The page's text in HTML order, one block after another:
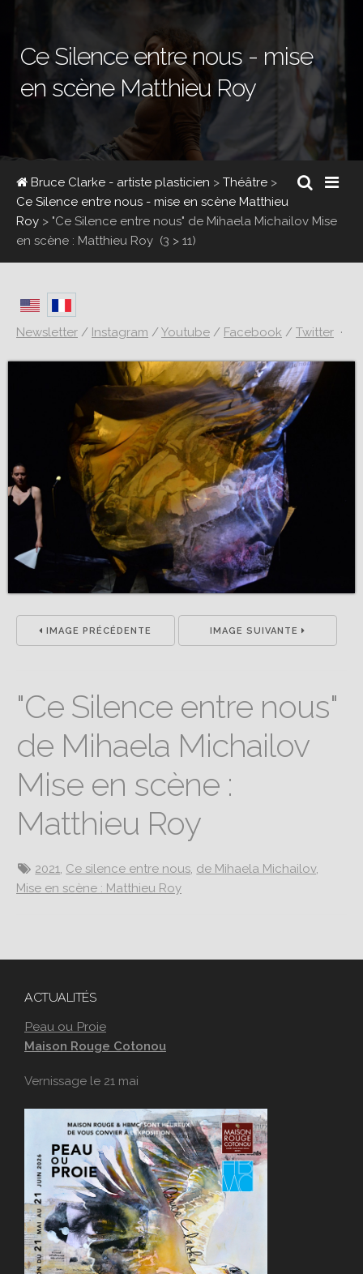
Ce Silence entre nous - mise
en scène Matthieu Roy
Bruce Clarke - artiste plasticien > Théâtre >
Ce Silence entre nous - mise en scène Matthieu
Roy > "Ce Silence entre nous" de Mihaela Michailov Mise
en scène : Matthieu Roy (3 > 11)
Newsletter / Instagram /Youtube / Facebook / Twitter ·
IMAGE PRÉCÉDENTE IMAGE SUIVANTE
"Ce Silence entre nous"
de Mihaela Michailov
Mise en scène :
Matthieu Roy
2021, Ce silence entre nous, de Mihaela Michailov,
Mise en scène : Matthieu Roy
ACTUALITÉS
Peau ou Proie
Maison Rouge Cotonou
Vernissage le 21 mai